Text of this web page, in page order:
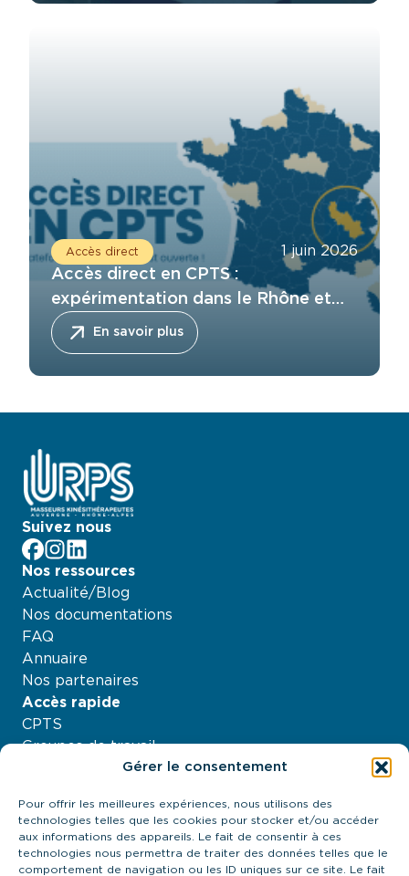
Gérer le consentement
Pour offrir les meilleures expériences, nous utilisons des
technologies telles que les cookies pour stocker et/ou accéder
aux informations des appareils. Le fait de consentir à ces
technologies nous permettra de traiter des données telles que le
comportement de navigation ou les ID uniques sur ce site. Le fait
Accès direct 1 juin 2026
Accès direct en CPTS :
expérimentation dans le Rhône et
l’IsèreEn savoir plus
Suivez nous
facebook
Instagram
LinkedIn
Nos ressources
Actualité/Blog
Nos documentations
FAQ
Annuaire
Nos partenaires
Accès rapide
CPTS
Groupes de travail
À propos
Contactez-nous
21 quai Antoine Riboud - 69002, Lyon